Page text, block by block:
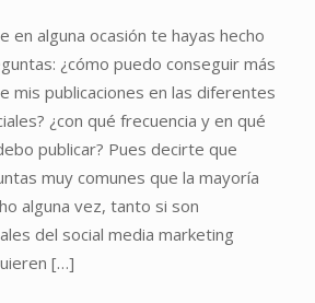
en alguna ocasión te hayas hecho
¿cómo puedo conseguir más
mis publicaciones en las diferentes
¿con qué frecuencia y en qué
publicar? Pues decirte que
muy comunes que la mayoría
alguna vez, tanto si son
del social media marketing
[…]